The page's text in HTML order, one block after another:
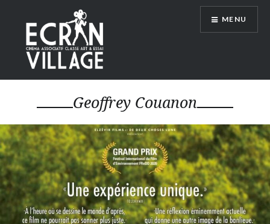
contenu
principal
ÉCRAN VILLAGE
MENU
Geoffrey Couanon